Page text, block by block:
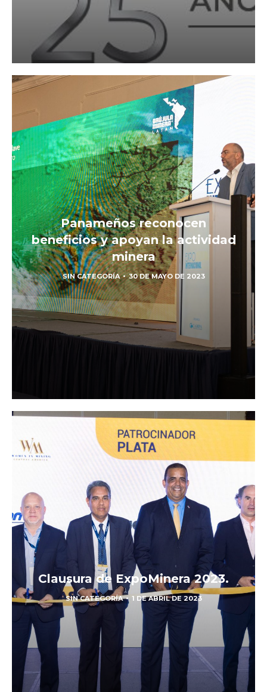
Panameños reconocen
beneficios y apoyan la actividad
minera
SIN CATEGORÍA 30 DE MAYO DE 2023
Clausura de ExpoMinera 2023.
SIN CATEGORÍA 1 DE ABRIL DE 2023